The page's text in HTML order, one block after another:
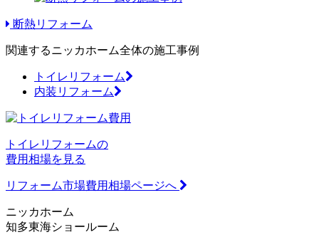
断熱リフォーム
関連するニッカホーム全体の施工事例
トイレリフォーム
内装リフォーム
トイレリフォームの
費用相場を見る
リフォーム市場費用相場ページへ
ニッカホーム
知多東海ショールーム